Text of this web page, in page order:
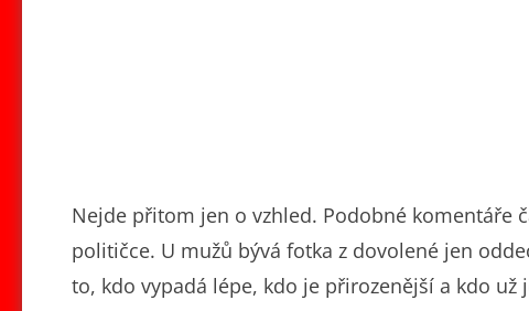
Nejde přitom jen o vzhled. Podobné komentáře
političce. U mužů bývá fotka z dovolené jen
to, kdo vypadá lépe, kdo je přirozenější a kdo